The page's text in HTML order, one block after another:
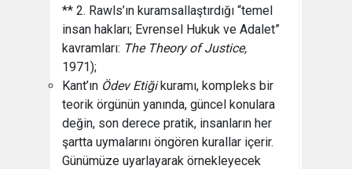
** 2. Rawls’ın kuramsallaştırdığı “temel
insan hakları; Evrensel Hukuk ve Adalet”
kavramları: The Theory of Justice,
1971);
Kant’ın Ödev Etiğikuramı, kompleks bir
teorik örgünün yanında, güncel konulara
değin, son derece pratik, insanların her
şartta uymalarını öngören kurallar içerir.
Günümüze uyarlayarak örnekleyecek